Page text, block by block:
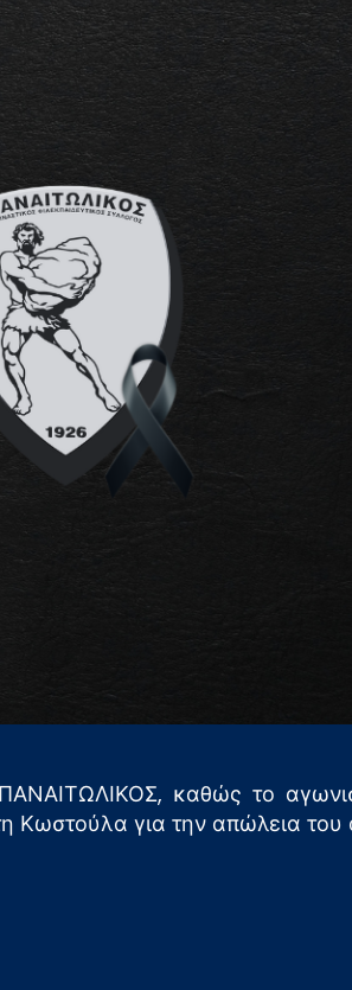
καθώς το
Κωστούλα για την απώλεια του